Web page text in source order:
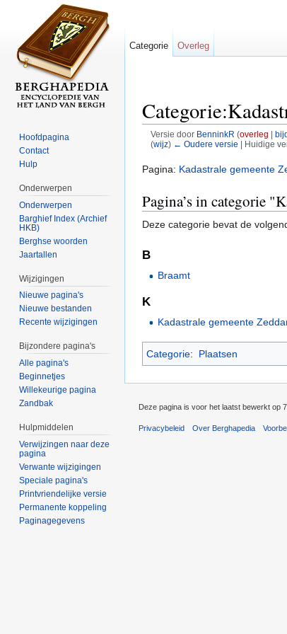
Versie door BenninkR (overleg
(wijz) ← Oudere versie | Huidige
Pagina: Kadastrale gemeente
Pagina’s in categorie
Deze categorie bevat de
B
Braamt
K
Kadastrale gemeente
Categorie: Plaatsen
Categorie Overleg
Hoofdpagina
Contact
Hulp
Onderwerpen
Onderwerpen
Barghief Index (Archief
HKB)
Berghse woorden
Jaartallen
Wijzigingen
Nieuwe pagina's
Nieuwe bestanden
Recente wijzigingen
Bijzondere pagina's
Alle pagina's
Beginnetjes
Willekeurige pagina
Zandbak
Hulpmiddelen
Verwijzingen naar deze
pagina
Verwante wijzigingen
Speciale pagina's
Printvriendelijke versie
Permanente koppeling
Paginagegevens
Deze pagina is voor het laatst bewerkt op
Privacybeleid Over Berghapedia